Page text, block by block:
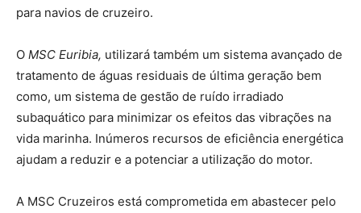
para navios de cruzeiro.
O MSC Euribia, utilizará também um sistema avançado de
tratamento de águas residuais de última geração bem
como, um sistema de gestão de ruído irradiado
subaquático para minimizar os efeitos das vibrações na
vida marinha. Inúmeros recursos de eficiência energética
ajudam a reduzir e a potenciar a utilização do motor.
A MSC Cruzeiros está comprometida em abastecer pelo